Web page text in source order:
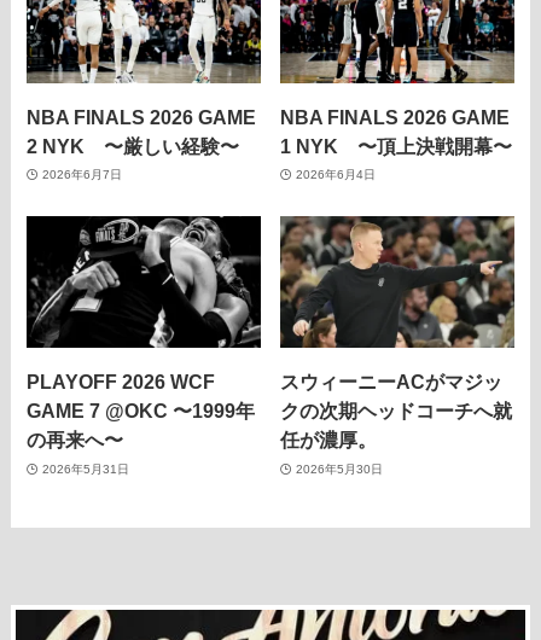
NBA FINALS 2026 GAME
2 NYK 〜厳しい経験〜
2026年6月7日
NBA FINALS 2026 GAME
1 NYK 〜頂上決戦開幕〜
2026年6月4日
PLAYOFF 2026 WCF
GAME 7 @OKC 〜1999年
の再来へ〜
2026年5月31日
スウィーニーACがマジッ
クの次期ヘッドコーチへ就
任が濃厚。
2026年5月30日